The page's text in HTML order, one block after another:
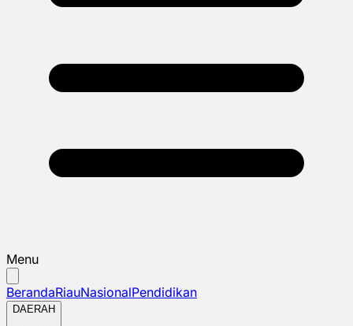
Menu
BerandaRiauNasionalPendidikan
DAERAH